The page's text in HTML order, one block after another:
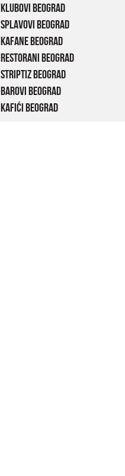
Klubovi Beograd
Splavovi Beograd
Kafane Beograd
Restorani Beograd
Striptiz Beograd
Barovi Beograd
Kafići Beograd